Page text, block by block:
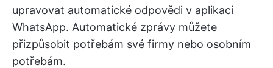
upravovat automatické odpovědi v aplikaci
WhatsApp. Automatické zprávy můžete
přizpůsobit potřebám své firmy nebo osobním
potřebám.